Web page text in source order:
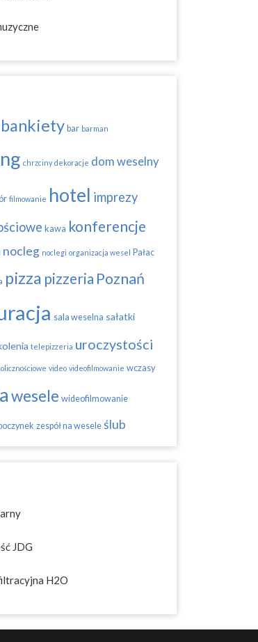
bankiety bar barman
chrzciny dekoracje dom weselny
filmowanie hotel imprezy
kawa konferencje
nocleg noclegi organizacja wesel Pałac
pizza pizzeria Poznań
sala weselna sałatki
telepizzeria uroczystości
video videofilmowanie wczasy
wesele wideofilmowanie
zespół na wesele ślub
JDG
H2O